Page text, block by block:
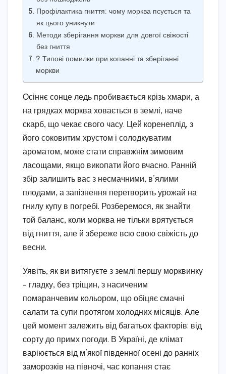
Профілактика гниття: чому морква псується та
як цього уникнути
Методи зберігання моркви для довгої свіжості
без гниття
? Типові помилки при копанні та зберіганні
моркви
Осіннє сонце ледь пробивається крізь хмари, а
на грядках морква ховається в землі, наче
скарб, що чекає свого часу. Цей коренеплід, з
його соковитим хрустом і солодкуватим
ароматом, може стати справжнім зимовим
ласощами, якщо викопати його вчасно. Ранній
збір залишить вас з несмачними, в’ялими
плодами, а запізнення перетворить урожай на
гнилу купу в погребі. Розберемося, як знайти
той баланс, коли морква не тільки врятується
від гниття, але й збереже всю свою свіжість до
весни.
Уявіть, як ви витягуєте з землі першу морквинку
– гладку, без тріщин, з насиченим
помаранчевим кольором, що обіцяє смачні
салати та супи протягом холодних місяців. Але
цей момент залежить від багатьох факторів: від
сорту до примх погоди. В Україні, де клімат
варіюється від м’якої південної осені до ранніх
заморозків на півночі, час копання стає